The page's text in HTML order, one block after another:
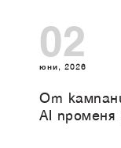
02
юни, 2026
От
AI